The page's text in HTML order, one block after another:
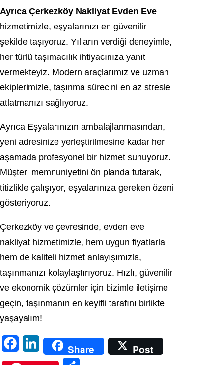
Ayrıca Çerkezköy Nakliyat Evden Eve
hizmetimizle, eşyalarınızı en güvenilir
şekilde taşıyoruz. Yılların verdiği deneyimle,
her türlü taşımacılık ihtiyacınıza yanıt
vermekteyiz. Modern araçlarımız ve uzman
ekiplerimizle, taşınma sürecini en az stresle
atlatmanızı sağlıyoruz.
Ayrıca Eşyalarınızın ambalajlanmasından,
yeni adresinize yerleştirilmesine kadar her
aşamada profesyonel bir hizmet sunuyoruz.
Müşteri memnuniyetini ön planda tutarak,
titizlikle çalışıyor, eşyalarınıza gereken özeni
gösteriyoruz.
Çerkezköy ve çevresinde, evden eve
nakliyat hizmetimizle, hem uygun fiyatlarla
hem de kaliteli hizmet anlayışımızla,
taşınmanızı kolaylaştırıyoruz. Hızlı, güvenilir
ve ekonomik çözümler için bizimle iletişime
geçin, taşınmanın en keyifli tarafını birlikte
yaşayalım!
a
i
Share
Post